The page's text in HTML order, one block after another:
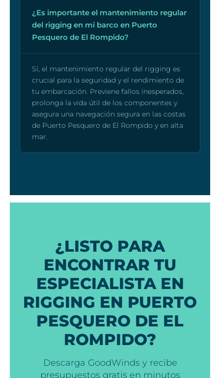
¿Es importante el mantenimiento regular
del rigging en mi barco en Puerto
Pesquero de El Rompido?
Sí, el mantenimiento regular del rigging es
crucial para la seguridad y el rendimiento de
tu embarcación. Previene fallos inesperados,
prolonga la vida útil de los componentes y
asegura una navegación segura en las costas
de Puerto Pesquero de El Rompido y en alta
mar.
¿LISTO PARA
ENCONTRAR TU
ESPECIALISTA EN
RIGGING EN PUERTO
PESQUERO DE EL
ROMPIDO?
Descarga GoodWinds y recibe
presupuestos gratis en minutos